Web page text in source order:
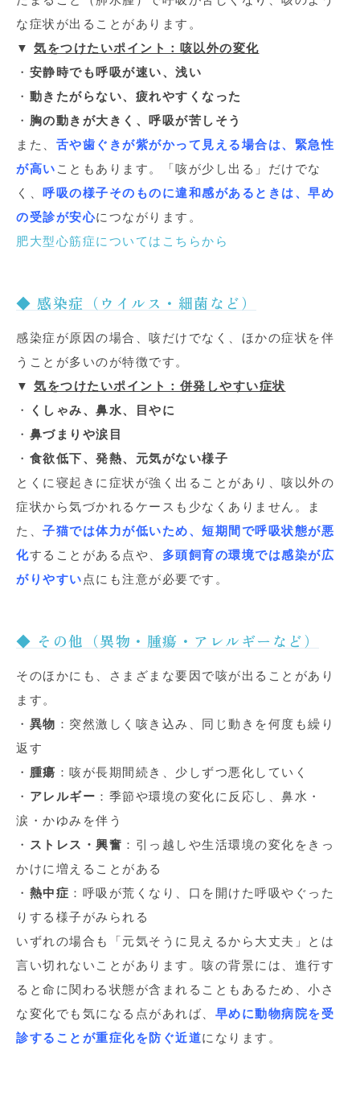
な症状が出ることがあります。
▼ 気をつけたいポイント：咳以外の変化
・ 安静時でも呼吸が速い、浅い
・ 動きたがらない、疲れやすくなった
・ 胸の動きが大きく、呼吸が苦しそう
また、 舌や歯ぐきが紫がかって見える場合は、緊急性
が高い こともあります。「咳が少し出る」だけでな
く、 呼吸の様子そのものに違和感があるときは、早め
の受診が安心につながります。
肥大型心筋症についてはこちらから
◆ 感染症（ウイルス・細菌など）
感染症が原因の場合、咳だけでなく、ほかの症状を伴
うことが多いのが特徴です。
▼ 気をつけたいポイント：併発しやすい症状
・
くしゃみ、鼻水、目やに
・ 鼻づまりや涙目
・ 食欲低下、発熱、元気がない様子
とくに寝起きに症状が強く出ることがあり、咳以外の
症状から気づかれるケースも少なくありません。ま
た、 子猫では体力が低いため、短期間で呼吸状態が悪
化することがある点や、 多頭飼育の環境では感染が広
がりやすい 点にも注意が必要です。
◆ その他（異物・腫瘍・アレルギーなど）
そのほかにも、さまざまな要因で咳が出ることがあり
ます。
・ 異物 ：突然激しく咳き込み、同じ動きを何度も繰り
返す
・ 腫瘍 ：咳が長期間続き、少しずつ悪化していく
・ アレルギー ：季節や環境の変化に反応し、鼻水・
涙・かゆみを伴う
・ ストレス・興奮 ：引っ越しや生活環境の変化をきっ
かけに増えることがある
・ 熱中症 ：呼吸が荒くなり、口を開けた呼吸やぐった
りする様子がみられる
いずれの場合も「元気そうに見えるから大丈夫」とは
言い切れないことがあります。咳の背景には、進行す
ると命に関わる状態が含まれることもあるため、小さ
な変化でも気になる点があれば、 早めに動物病院を受
診することが重症化を防ぐ近道になります。